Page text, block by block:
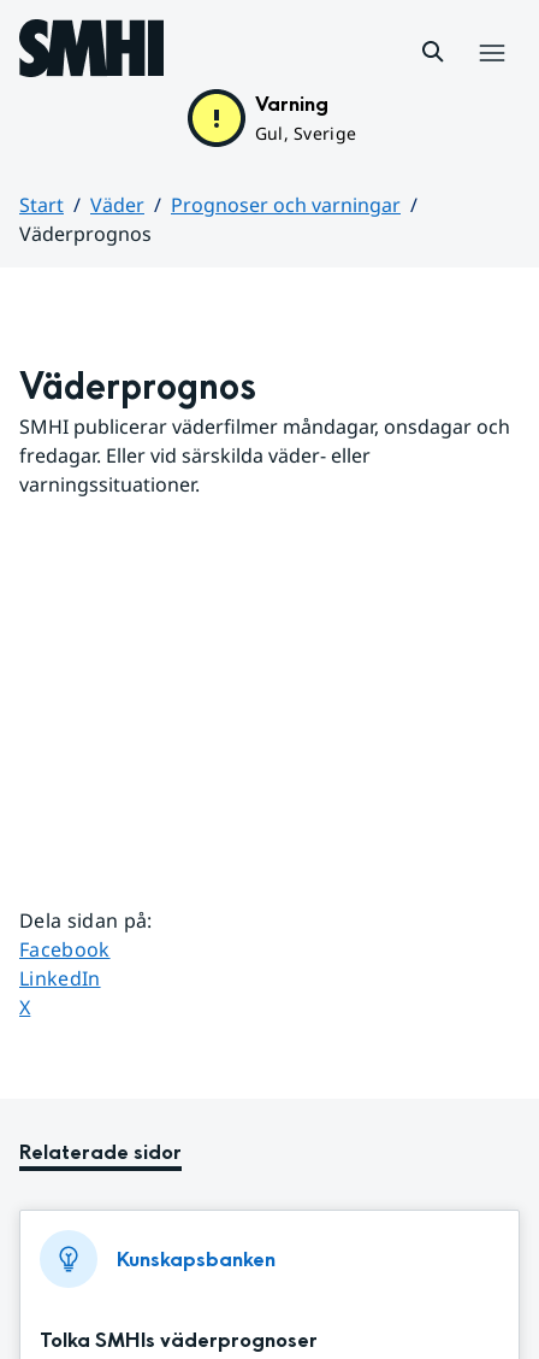
Hoppa till sidans innehåll
Varning
Gul, Sverige
Start Väder
Prognoser och varningar
Väderprognos
Väderprognos
SMHI publicerar väderfilmer måndagar, onsdagar och
fredagar. Eller vid särskilda väder- eller
varningssituationer.
Dela sidan på:
Dela sidan på
Facebook
Dela sidan på
LinkedIn
Dela sidan på
X
Relaterade sidor
Kunskapsbanken
Tolka SMHIs väderprognoser